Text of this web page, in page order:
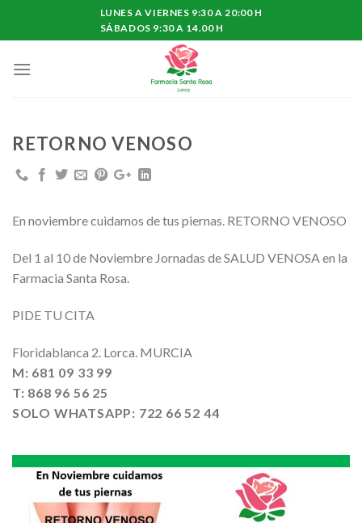
LUNES A VIERNES 9:30 A 20:00 H
SÁBADOS 9:30 A 14.00 H
RETORNO VENOSO
En noviembre cuidamos de tus piernas. RETORNO VENOSO
Del 1 al 10 de Noviembre Jornadas de SALUD VENOSA en la
Farmacia Santa Rosa.
PIDE TU CITA
Floridablanca 2. Lorca. MURCIA
M: 681 09 33 99
T: 868 96 56 25
SOLO WHATSAPP: 722 66 52 44